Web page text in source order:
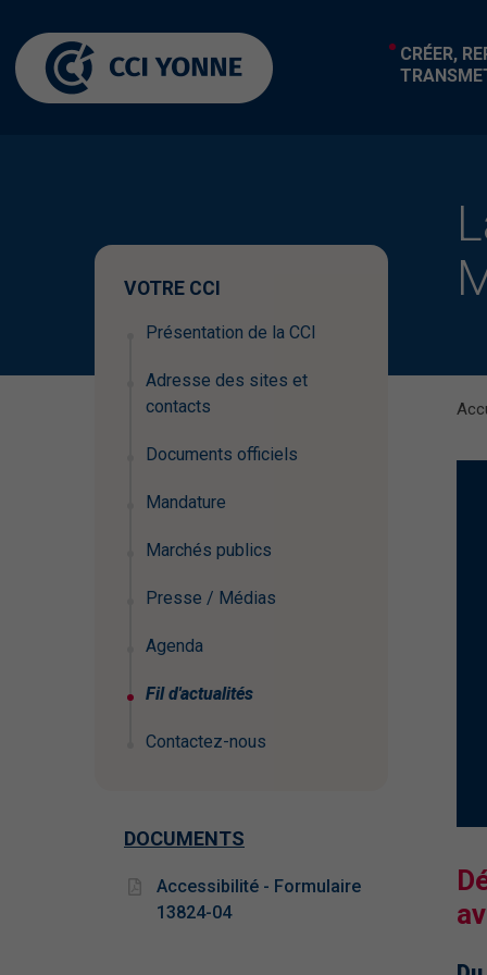
CRÉER,
VOTRE CCI
Présentation de la CCI
Adresse des sites et
contacts
Documents officiels
Mandature
Marchés publics
Presse / Médias
Agenda
Fil d'actualités
Contactez-nous
DOCUMENTS
Accessibilité - Formulaire
13824-04